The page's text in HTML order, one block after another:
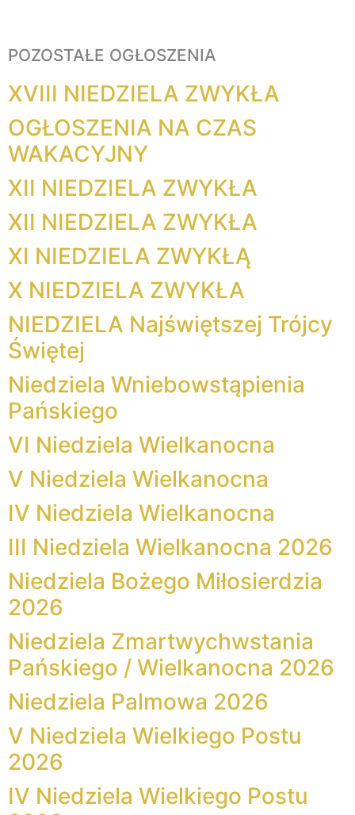
POZOSTAŁE OGŁOSZENIA
XVIII NIEDZIELA ZWYKŁA
OGŁOSZENIA NA CZAS
WAKACYJNY
XII NIEDZIELA ZWYKŁA
XII NIEDZIELA ZWYKŁA
XI NIEDZIELA ZWYKŁĄ
X NIEDZIELA ZWYKŁA
NIEDZIELA Najświętszej Trójcy
Świętej
Niedziela Wniebowstąpienia
Pańskiego
VI Niedziela Wielkanocna
V Niedziela Wielkanocna
IV Niedziela Wielkanocna
III Niedziela Wielkanocna 2026
Niedziela Bożego Miłosierdzia
2026
Niedziela Zmartwychwstania
Pańskiego / Wielkanocna 2026
Niedziela Palmowa 2026
V Niedziela Wielkiego Postu
2026
IV Niedziela Wielkiego Postu